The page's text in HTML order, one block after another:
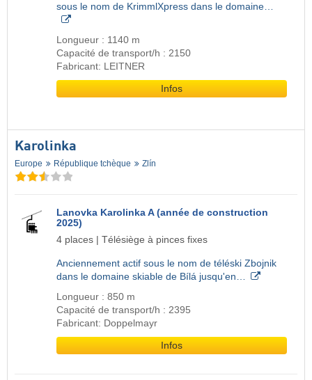
sous le nom de KrimmlXpress dans le domaine…
Longueur : 1140 m
Capacité de transport/h : 2150
Fabricant: LEITNER
Infos
Karolinka
Europe République tchèque Zlín
Lanovka Karolinka A (année de construction
2025)
4 places | Télésiège à pinces fixes
Anciennement actif sous le nom de téléski Zbojnik
dans le domaine skiable de Bílá jusqu'en…
Longueur : 850 m
Capacité de transport/h : 2395
Fabricant: Doppelmayr
Infos